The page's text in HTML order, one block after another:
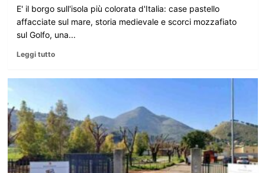
E' il borgo sull'isola più colorata d'Italia: case pastello
affacciate sul mare, storia medievale e scorci mozzafiato
sul Golfo, una...
Leggi tutto